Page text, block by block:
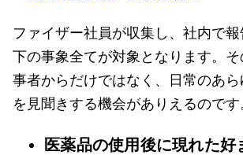
ファイザー社員が収集し、社内で
下の事象全てが対象となります。
事者からだけではなく、日常のあ
を見聞きする機会がありえるのです
医薬品の使用後に現れた好